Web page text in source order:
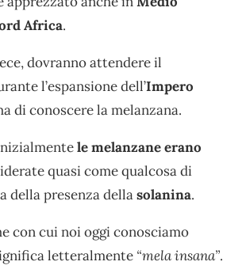
Africa.
dovranno attendere il
l’espansione dell’Impero
di conoscere la melanzana.
le melanzane erano
quasi come qualcosa di
della presenza dellasolanina.
con cui noi oggi conosciamo
letteralmente “mela insana”.